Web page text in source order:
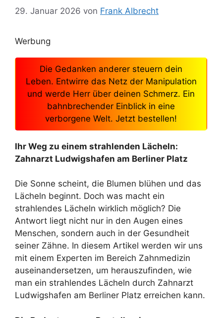
29. Januar 2026 von Frank Albrecht
Werbung
Die Gedanken anderer steuern dein
Leben. Entwirre das Netz der Manipulation
und werde Herr über deinen Schmerz. Ein
bahnbrechender Einblick in eine
verborgene Welt. Jetzt bestellen!
Ihr Weg zu einem strahlenden Lächeln:
Zahnarzt Ludwigshafen am Berliner Platz
Die Sonne scheint, die Blumen blühen und das
Lächeln beginnt. Doch was macht ein
strahlendes Lächeln wirklich möglich? Die
Antwort liegt nicht nur in den Augen eines
Menschen, sondern auch in der Gesundheit
seiner Zähne. In diesem Artikel werden wir uns
mit einem Experten im Bereich Zahnmedizin
auseinandersetzen, um herauszufinden, wie
man ein strahlendes Lächeln durch Zahnarzt
Ludwigshafen am Berliner Platz erreichen kann.